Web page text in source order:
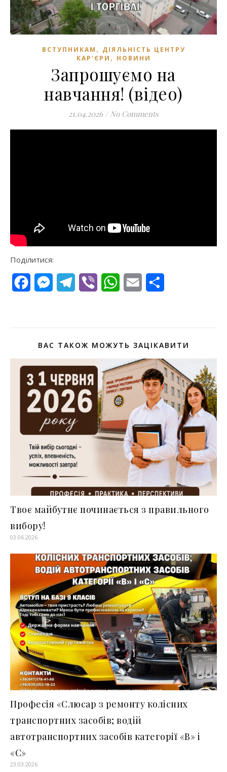
ВСТУПНИКАМ , ДІЯЛЬНІСТЬ ЦЕНТРУ
КАР'ЄРИ , НОВИНИ
Запрошуємо на
навчання! (відео)
21.04.2026 / No Comments
Поділитися:
FacebookMessengerTelegram
Viber WhatsApp
Email
ВАС ТАКОЖ МОЖУТЬ ЗАЦІКАВИТИ
Твоє майбутнє починається з правильного
вибору!
03.06.2026
Професія «Слюсар з ремонту колісних
транспортних засобів; водій
автотранспортних засобів категорії «В» і
«С»
23.03.2026